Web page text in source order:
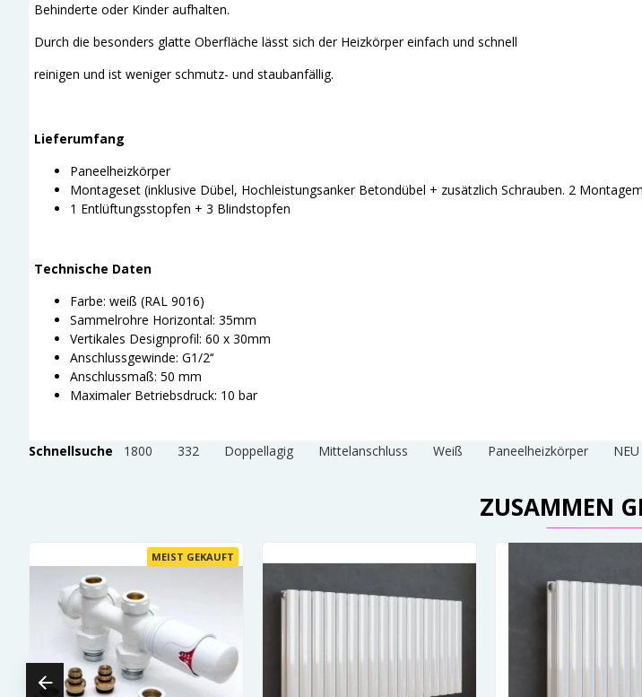
Behinderte oder Kinder aufhalten.
Durch die besonders glatte Oberfläche lässt sich der Heizkörper einfach und schnell
reinigen und ist weniger schmutz- und staubanfällig.
Lieferumfang
Paneelheizkörper
Montageset (inklusive Dübel, Hochleistungsanker Betondübel + zusätzlich Schrauben. 2
1 Entlüftungsstopfen + 3 Blindstopfen
Technische Daten
Farbe: weiß (RAL 9016)
Sammelrohre Horizontal: 35mm
Vertikales Designprofil: 60 x 30mm
Anschlussgewinde: G1/2‘‘
Anschlussmaß: 50 mm
Maximaler Betriebsdruck: 10 bar
Schnellsuche 1800 332 Doppellagig Mittelanschluss Weiß Paneelheizkörper NEU
ZUSAMMEN
MEIST GEKAUFT